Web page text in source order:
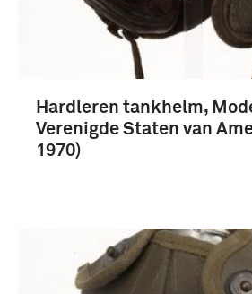
boek (98)
Fotografisch materiaal (29)
uniformen (25)
Meer
Eerste Wereldoorlog (1914-
1901-1950 (10)
Hardleren tankhelm,
Verenigde Staten van
1970)